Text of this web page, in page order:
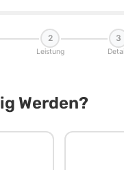
2
Leistung
3
Werden?